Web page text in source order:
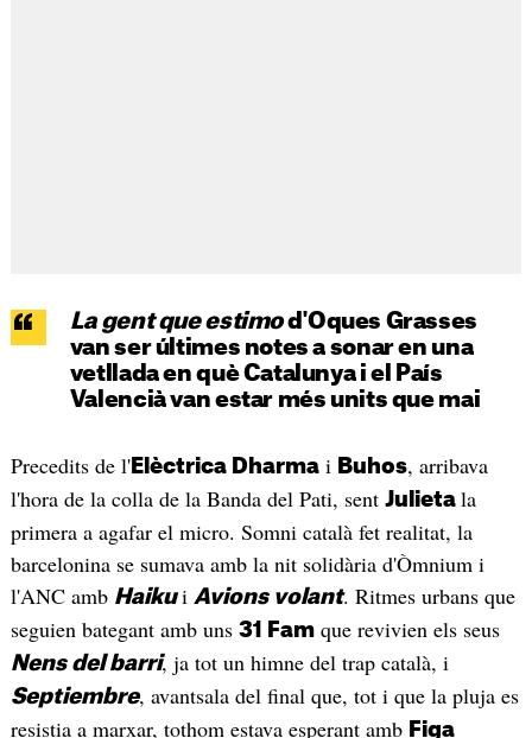
La gent que estimod'Oques Grasses
van ser últimes notes a sonar en una
vetllada en què Catalunya i el País
Valencià van estar més units que mai
Precedits de l'Elèctrica Dharmai Buhos, arribava
l'hora de la colla de la Banda del Pati, sent Julieta la
primera a agafar el micro. Somni català fet realitat, la
barcelonina se sumava amb la nit solidària d'Òmnium i
l'ANC amb Haikui Avions volant. Ritmes urbans que
seguien bategant amb uns 31 Famque revivien els seus
Nens del barri, ja tot un himne del trap català, i
Septiembre, avantsala del final que, tot i que la pluja es
resistia a marxar, tothom estava esperant amb Figa